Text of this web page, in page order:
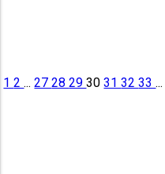
12... 27282930 313233...